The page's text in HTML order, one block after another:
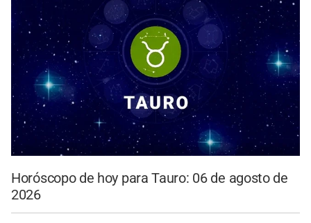
Horóscopo de hoy para Tauro: 06 de agosto de
2026